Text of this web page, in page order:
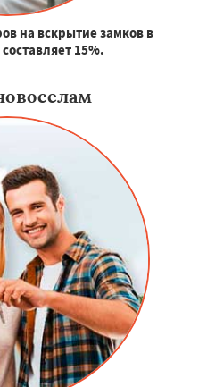
на вскрытие замков в
15%.